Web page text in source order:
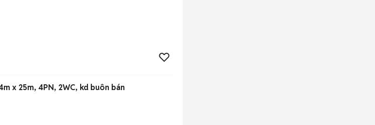
x 25m, 4PN, 2WC, kd buôn bán